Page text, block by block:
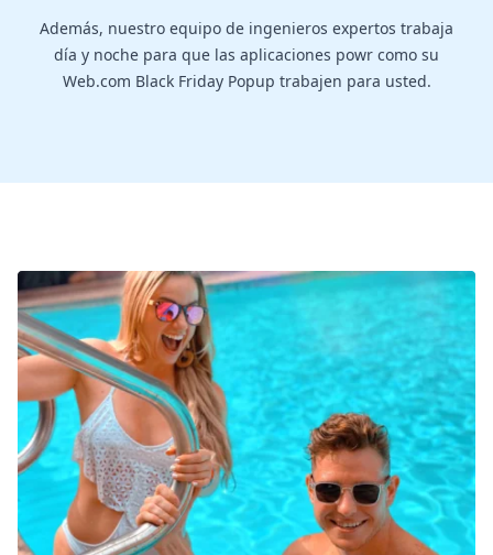
Además, nuestro equipo de ingenieros expertos trabaja
día y noche para que las aplicaciones powr como su
Web.com Black Friday Popup trabajen para usted.